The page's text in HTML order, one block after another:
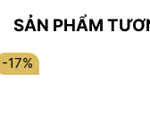
SẢN PHẨM
-17%